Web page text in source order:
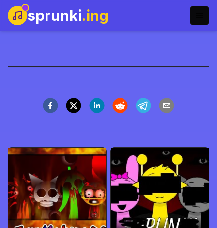
sprunki.ing
Şimdi Oyna